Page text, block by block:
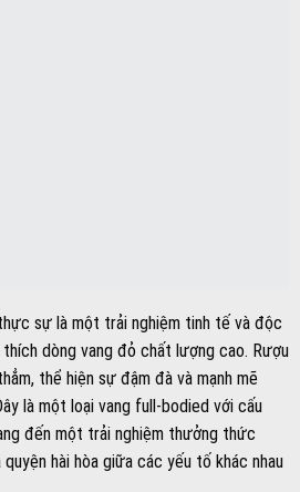
tiêu đen cay nồng, cacao đắng nhẹ
ngào của vani tổng hợp tự nhiên
men và ủ trong các thùng gỗ sồi
yếu tố này hòa quyện với nhau tạo nên
hoàn hảo, khiến cho mỗi ngụm rượu
quên.